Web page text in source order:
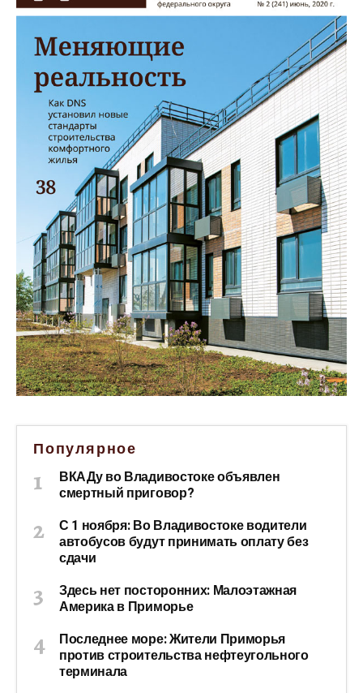
Популярное
ВКАДу во Владивостоке объявлен
смертный приговор?
С 1 ноября: Во Владивостоке водители
автобусов будут принимать оплату без
сдачи
Здесь нет посторонних: Малоэтажная
Америка в Приморье
Последнее море: Жители Приморья
против строительства нефтеугольного
терминала